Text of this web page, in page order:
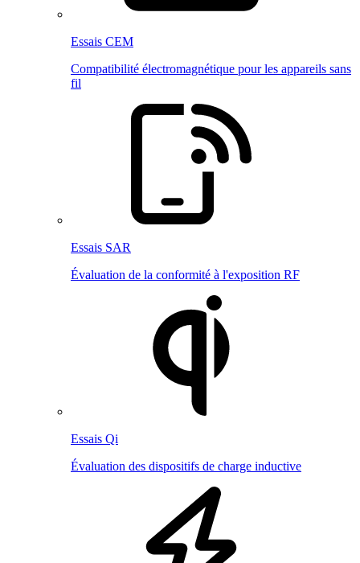
Essais CEM
Compatibilité électromagnétique pour les appareils sans
fil
Essais SAR
Évaluation de la conformité à l'exposition RF
Essais Qi
Évaluation des dispositifs de charge inductive